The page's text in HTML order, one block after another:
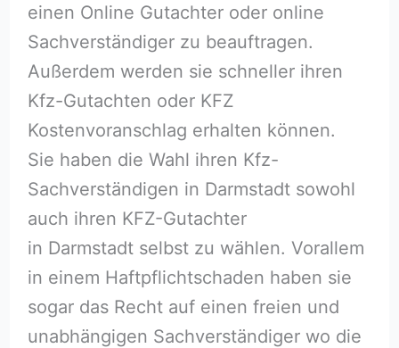
einen Online Gutachter oder online
Sachverständiger zu beauftragen.
Außerdem werden sie schneller ihren
Kfz-Gutachten oder KFZ
Kostenvoranschlag erhalten können.
Sie haben die Wahl ihren Kfz-
Sachverständigen in Darmstadt sowohl
auch ihren KFZ-Gutachter
in Darmstadt selbst zu wählen. Vorallem
in einem Haftpflichtschaden haben sie
sogar das Recht auf einen freien und
unabhängigen Sachverständiger wo die